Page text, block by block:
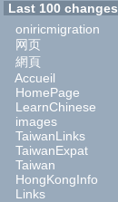
Last 100 changes
oniricmigration
网页
網頁
Accueil
HomePage
LearnChinese
images
TaiwanLinks
TaiwanExpat
Taiwan
HongKongInfo
Links